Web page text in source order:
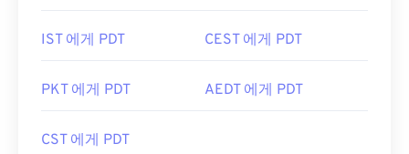
IST 에게 PDT CEST 에게 PDT
PKT 에게 PDT AEDT 에게 PDT
CST 에게 PDT